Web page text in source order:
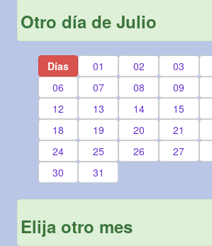
Otro día de Julio
Días 01 02 03
06
07 08 09
12
13 14 15
18
19 20 21
24
25 26 27
30
31
Elija otro mes